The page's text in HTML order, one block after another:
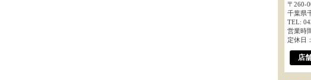
〒260-
千葉県
TEL:
営業時
定休日
店